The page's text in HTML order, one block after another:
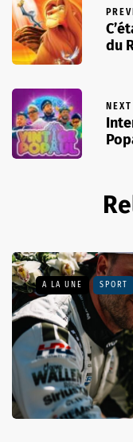
du
NEXT
A LA UNE SPORT